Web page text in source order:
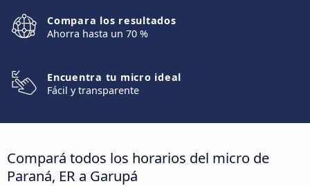
Compara los resultados
Ahorra hasta un 70 %
Encuentra tu micro ideal
Fácil y transparente
Compará todos los horarios del micro de
Paraná, ER a Garupá